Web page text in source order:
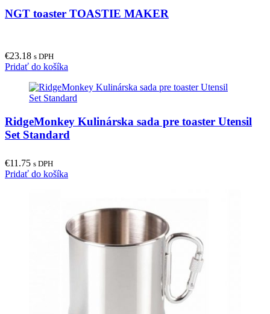
NGT toaster TOASTIE MAKER
€23.18 s DPH
Pridať do košíka
RidgeMonkey Kulinárska sada pre toaster Utensil
Set Standard
€11.75 s DPH
Pridať do košíka